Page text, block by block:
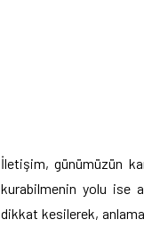
İletişim, günümüzün
kurabilmenin yolu ise
dikkat kesilerek,